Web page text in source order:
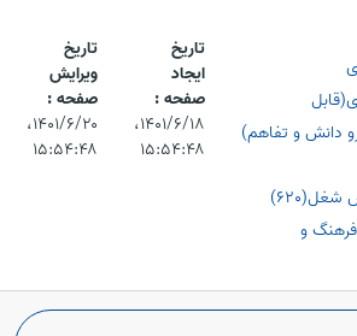
دانش و تفاهم)
فرهنگ و
تاریخ
ایجاد
صفحه :
۱۴۰۱/۶/۱۸،‏
۱۵:۵۴:۴۸
تاریخ
ویرایش
صفحه :
۱۴۰۱/۶/۲۰،‏
۱۵:۵۴:۴۸